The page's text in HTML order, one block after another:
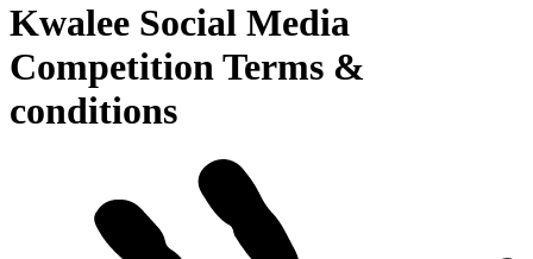
Kwalee Social Media
Competition Terms &
conditions